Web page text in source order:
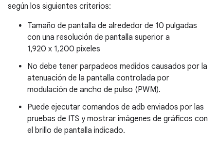
según los siguientes criterios:
Tamaño de pantalla de alrededor de 10 pulgadas
con una resolución de pantalla superior a
1,920 x 1,200 píxeles
No debe tener parpadeos medidos causados por la
atenuación de la pantalla controlada por
modulación de ancho de pulso (PWM).
Puede ejecutar comandos de adb enviados por las
pruebas de ITS y mostrar imágenes de gráficos con
el brillo de pantalla indicado.